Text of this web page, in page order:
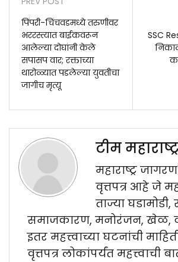
पिंपरी-चिंचवडमध्ये तरुणीवर
भररस्त्यात बाईकवरून
आलेल्या दोघांनी केले
सपासप वार; रक्ताच्या
थारोळ्यात पडलेल्या युवतीचा
जागीच मृत्यू
SSC
टीम
महाराष्ट्र
वृत्तपत्र आहे जे
ताज्या
समाजकारण, मनोरंजन, खेळ,
इतर महत्त्वाच्या घटनांची
वृत्तपत्र लोकांपर्यंत महत्त्वाची